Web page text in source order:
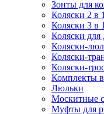
Зонты для
Коляски 2 в 1
Коляски 3 в 1
Коляски
Коляски-
Коляски-
Коляски-
Комплекты в
Люльки
Москитные
Муфты для